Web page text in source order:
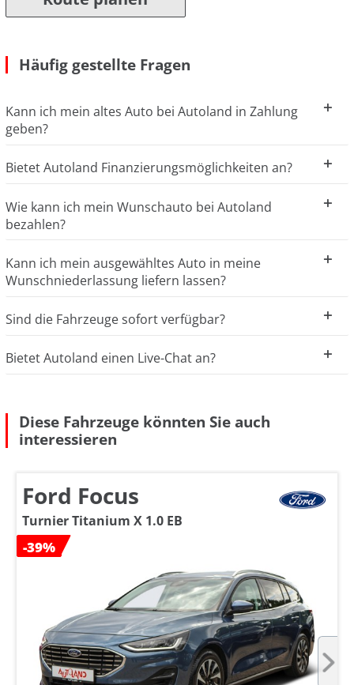
Häufig gestellte Fragen
Kann ich mein altes Auto bei Autoland in Zahlung
geben?
Bietet Autoland Finanzierungsmöglichkeiten an?
Wie kann ich mein Wunschauto bei Autoland
bezahlen?
Kann ich mein ausgewähltes Auto in meine
Wunschniederlassung liefern lassen?
Sind die Fahrzeuge sofort verfügbar?
Bietet Autoland einen Live-Chat an?
Diese Fahrzeuge könnten Sie auch
interessieren
Ford Focus
Turnier Titanium X 1.0 EB
-39%